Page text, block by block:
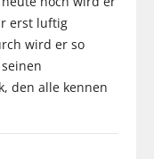
erst luftig
wird er so
den alle kennen